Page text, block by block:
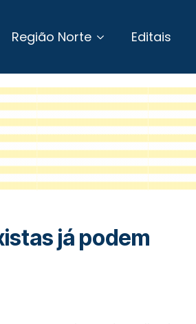
Região Norte Editais
já podem